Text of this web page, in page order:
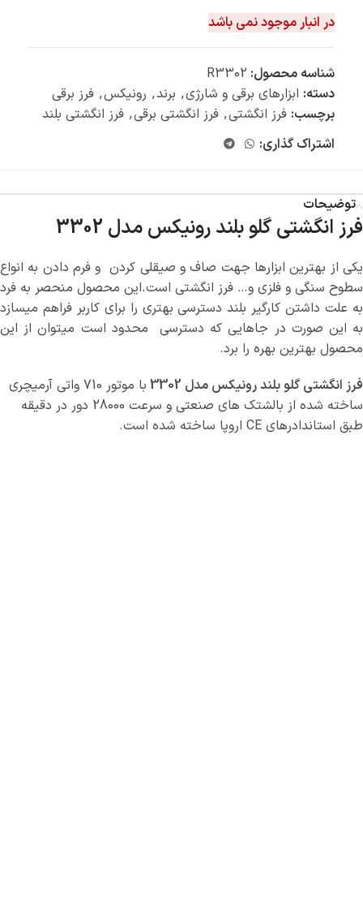
در انبار موجود نمی باشد
شناسه محصول: R3302
دسته: ابزارهای برقی و شارژی, برند, رونیکس, فرز برقی
برچسب: فرز انگشتی, فرز انگشتی برقی, فرز انگشتی بلند
اشتراک گذاری:
توضیحات
فرز انگشتی گلو بلند رونیکس مدل 3302
یکی از بهترین ابزارها جهت صاف و صیقلی کردن و فرم دادن به انواع
سطوح سنگی و فلزی و… فرز انگشتی است.این محصول منحصر به فرد
به علت داشتن کارگیر بلند دسترسی بهتری را برای کاربر فراهم میسازد
به این صورت در جاهایی که دسترسی محدود است میتوان از این
محصول بهترین بهره را برد.
فرز انگشتی گلو بلند رونیکس مدل 3302
با موتور 710 واتی آرمیچری
ساخته شده از بالشتک های صنعتی و سرعت 28000 دور در دقیقه
طبق استاندادرهای CE اروپا ساخته شده است.